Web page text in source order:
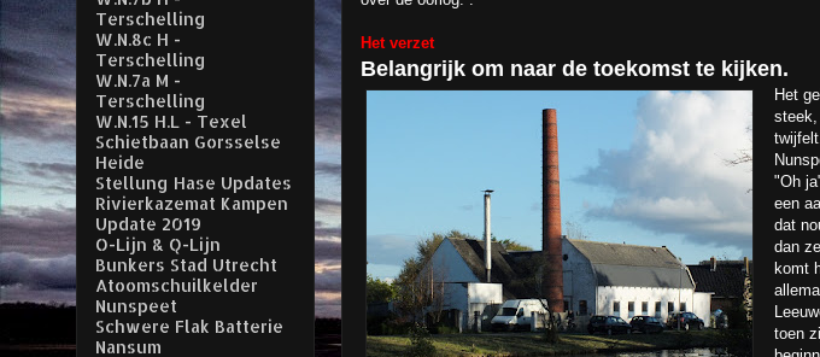
Het verzet
Belangrijk om naar de toekomst te kijken.
Het
steek,
"Oh
een
dat
dan
komt
toen
Terschelling
W.N.8c H -
Terschelling
W.N.7a M -
Terschelling
W.N.15 H.L - Texel
Schietbaan Gorsselse
Heide
Stellung Hase Updates
Rivierkazemat Kampen
Update 2019
O-Lijn & Q-Lijn
Bunkers Stad Utrecht
Atoomschuilkelder
Nunspeet
Schwere Flak Batterie
Nansum